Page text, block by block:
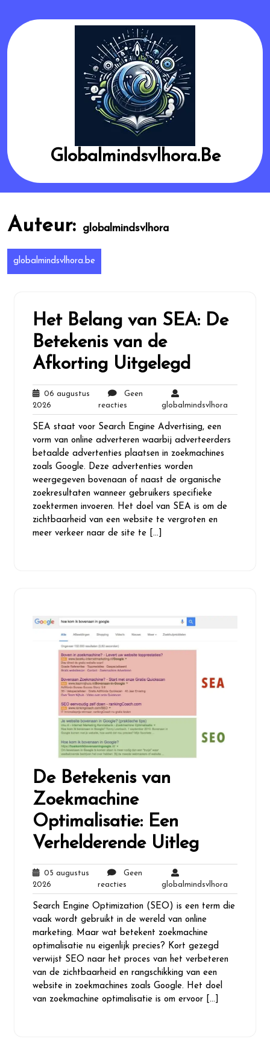
content
Globalmindsvlhora.be
Auteur: globalmindsvlhora
globalmindsvlhora.be
Het Belang van SEA: De
Betekenis van de
Afkorting Uitgelegd
06 augustus
2026
augustus
2026
Geen
reactiesGeen
reacties
globalmindsvlhora
SEA staat voor Search Engine Advertising, een
vorm van online adverteren waarbij adverteerders
betaalde advertenties plaatsen in zoekmachines
zoals Google. Deze advertenties worden
weergegeven bovenaan of naast de organische
zoekresultaten wanneer gebruikers specifieke
zoektermen invoeren. Het doel van SEA is om de
zichtbaarheid van een website te vergroten en
meer verkeer naar de site te […]
De Betekenis van
Zoekmachine
Optimalisatie: Een
Verhelderende Uitleg
05 augustus
2026
augustus
2026
Geen
reacties
reacties
globalmindsvlhora
Search Engine Optimization (SEO) is een term die
vaak wordt gebruikt in de wereld van online
marketing. Maar wat betekent zoekmachine
optimalisatie nu eigenlijk precies? Kort gezegd
verwijst SEO naar het proces van het verbeteren
van de zichtbaarheid en rangschikking van een
website in zoekmachines zoals Google. Het doel
van zoekmachine optimalisatie is om ervoor […]